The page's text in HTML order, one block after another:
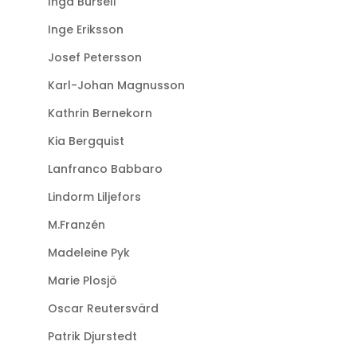
Inge Eriksson
Josef Petersson
Karl-Johan Magnusson
Kathrin Bernekorn
Kia Bergquist
Lanfranco Babbaro
Lindorm Liljefors
M.Franzén
Madeleine Pyk
Marie Plosjö
Oscar Reutersvärd
Patrik Djurstedt